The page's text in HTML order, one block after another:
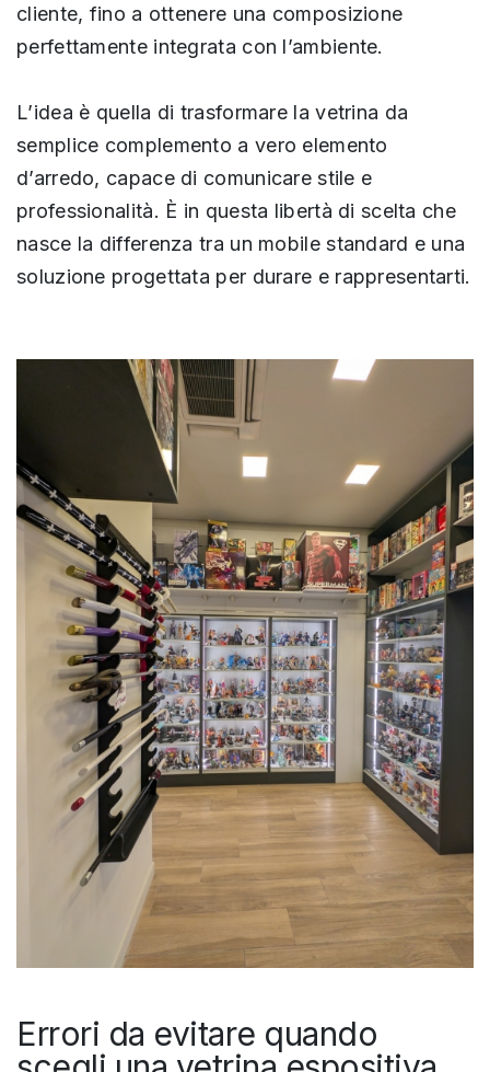
cliente, fino a ottenere una composizione
perfettamente integrata con l’ambiente.
L’idea è quella di trasformare la vetrina da
semplice complemento a vero elemento
d’arredo, capace di comunicare stile e
professionalità. È in questa libertà di scelta che
nasce la differenza tra un mobile standard e una
soluzione progettata per durare e rappresentarti.
Errori da evitare quando